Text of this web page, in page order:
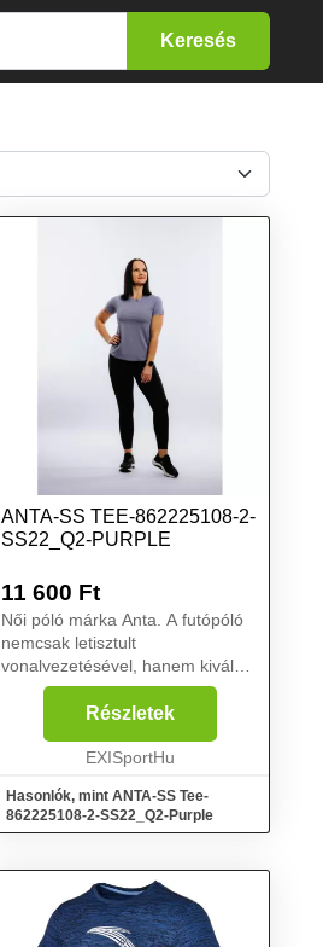
ANTA-SS TEE-862225108-2-
SS22_Q2-PURPLE
11 600 Ft
Női póló márka Anta. A futópóló
nemcsak letisztult
vonalvezetésével, hanem kiváló
funkcionális tulajdonságaival is
sportteljesítmény támasza. A
kiváló légáramlást a lélegző an...
Részletek
EXISportHu
Hasonlók, mint ANTA-SS Tee-
862225108-2-SS22_Q2-Purple